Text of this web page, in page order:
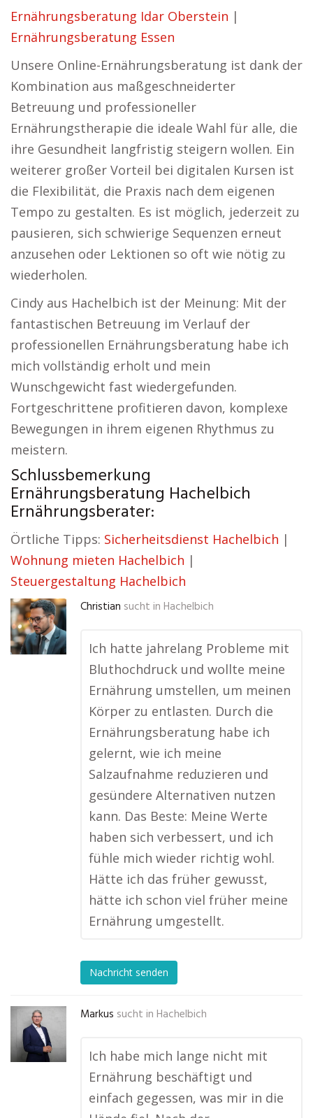
Ernährungsberatung Idar Oberstein |
Ernährungsberatung Essen
Unsere Online-Ernährungsberatung ist dank der
Kombination aus maßgeschneiderter
Betreuung und professioneller
Ernährungstherapie die ideale Wahl für alle, die
ihre Gesundheit langfristig steigern wollen. Ein
weiterer großer Vorteil bei digitalen Kursen ist
die Flexibilität, die Praxis nach dem eigenen
Tempo zu gestalten. Es ist möglich, jederzeit zu
pausieren, sich schwierige Sequenzen erneut
anzusehen oder Lektionen so oft wie nötig zu
wiederholen.
Cindy aus Hachelbich ist der Meinung: Mit der
fantastischen Betreuung im Verlauf der
professionellen Ernährungsberatung habe ich
mich vollständig erholt und mein
Wunschgewicht fast wiedergefunden.
Fortgeschrittene profitieren davon, komplexe
Bewegungen in ihrem eigenen Rhythmus zu
meistern.
Schlussbemerkung
Ernährungsberatung Hachelbich
Ernährungsberater:
Örtliche Tipps: Sicherheitsdienst Hachelbich |
Wohnung mieten Hachelbich |
Steuergestaltung Hachelbich
Christian sucht in Hachelbich
Ich hatte jahrelang Probleme mit
Bluthochdruck und wollte meine
Ernährung umstellen, um meinen
Körper zu entlasten. Durch die
Ernährungsberatung habe ich
gelernt, wie ich meine
Salzaufnahme reduzieren und
gesündere Alternativen nutzen
kann. Das Beste: Meine Werte
haben sich verbessert, und ich
fühle mich wieder richtig wohl.
Hätte ich das früher gewusst,
hätte ich schon viel früher meine
Ernährung umgestellt.
Nachricht senden
Markus sucht in Hachelbich
Ich habe mich lange nicht mit
Ernährung beschäftigt und
einfach gegessen, was mir in die